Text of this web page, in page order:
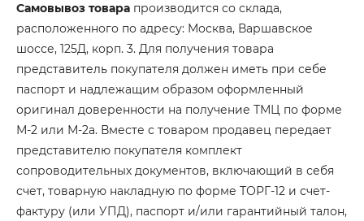
Cамовывоз товара производится со склада,
расположенного по адресу: Москва, Варшавское
шоссе, 125Д, корп. 3. Для получения товара
представитель покупателя должен иметь при себе
паспорт и надлежащим образом оформленный
оригинал доверенности на получение ТМЦ по форме
М-2 или М-2а. Вместе с товаром продавец передает
представителю покупателя комплект
сопроводительных документов, включающий в себя
счет, товарную накладную по форме ТОРГ-12 и счет-
фактуру (или УПД), паспорт и/или гарантийный талон,